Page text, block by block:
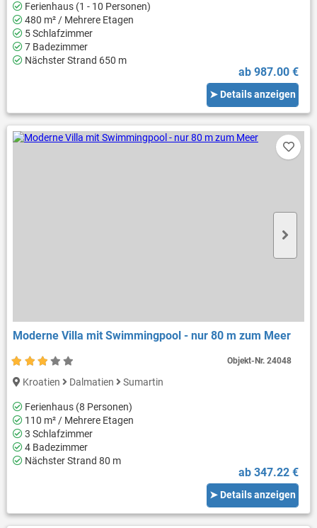
Ferienhaus (1 - 10 Personen)
480 m² / Mehrere Etagen
5 Schlafzimmer
7 Badezimmer
Nächster Strand 650 m
ab 987.00 €
➤ Details anzeigen
Moderne Villa mit Swimmingpool - nur 80 m zum Meer
Kroatien Dalmatien Sumartin
Ferienhaus (8 Personen)
110 m² / Mehrere Etagen
3 Schlafzimmer
4 Badezimmer
Nächster Strand 80 m
ab 347.22 €
➤ Details anzeigen
Objekt-Nr.24048